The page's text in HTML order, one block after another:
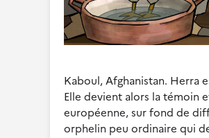
Kaboul, Afghanistan. Herra
Elle devient alors la témoin
européenne, sur fond de
orphelin peu ordinaire qui